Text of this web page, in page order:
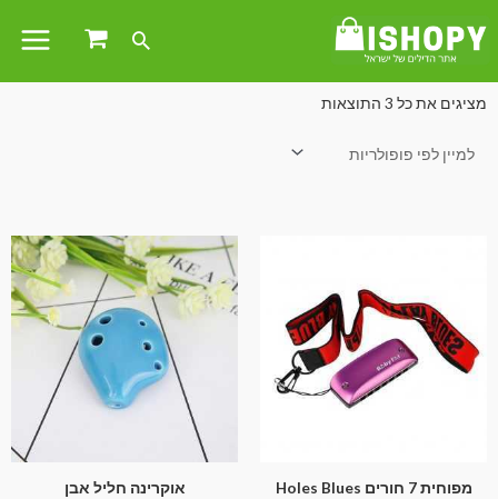
עמוד הבית /כלי נשיפה/ מפוחית
מציגים את כל ⁦3⁩ התוצאות
מפוחית 7 חורים Holes Blues
אוקרינה חליל אבן